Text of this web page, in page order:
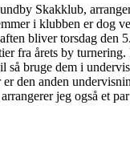
Skakklub,
i klubben er dog
bliver torsdag den
fra årets by
så bruge dem i
den anden
jeg også et